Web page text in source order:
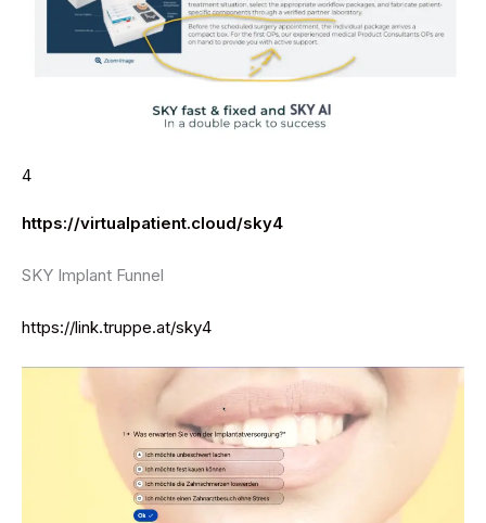
4
https://virtualpatient.cloud/sky4
SKY Implant Funnel
https://link.truppe.at/sky4